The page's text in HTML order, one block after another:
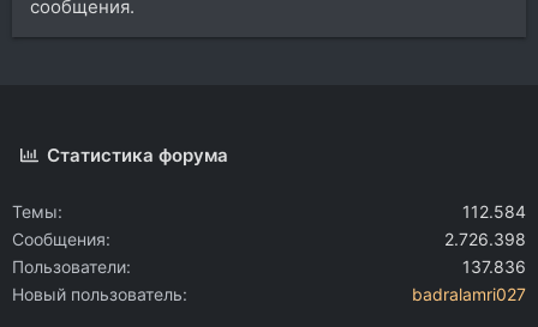
сообщения.
Статистика форума
Темы
112.584
Сообщения
2.726.398
Пользователи
137.836
Новый пользователь
badralamri027